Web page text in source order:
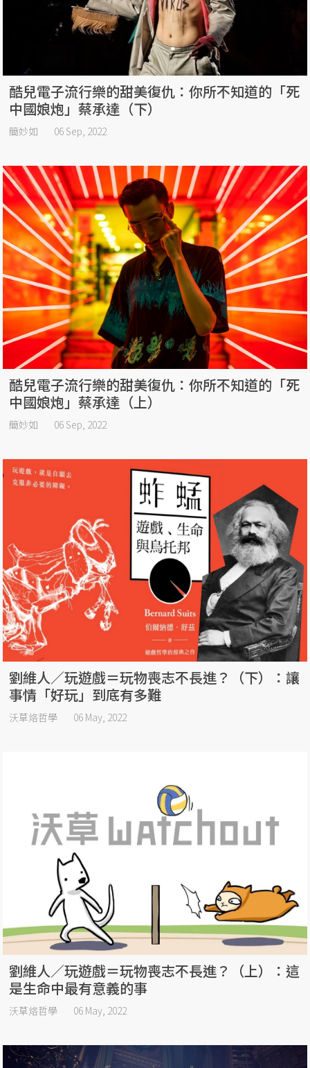
酷兒電子流行樂的甜美復仇：你所不知道的「死
中國娘炮」蔡承達（下）
簡妙如 06 Sep, 2022
酷兒電子流行樂的甜美復仇：你所不知道的「死
中國娘炮」蔡承達（上）
簡妙如 06 Sep, 2022
劉維人／玩遊戲＝玩物喪志不長進？（下）：讓
事情「好玩」到底有多難
沃草烙哲學 06 May, 2022
劉維人／玩遊戲＝玩物喪志不長進？（上）：這
是生命中最有意義的事
沃草烙哲學 06 May, 2022